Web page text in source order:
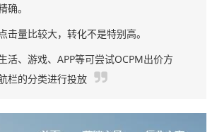
确。
击量比较大，转化不是特别高。
活、游戏、APP等可尝试OCPM出价方
栏的分类进行投放